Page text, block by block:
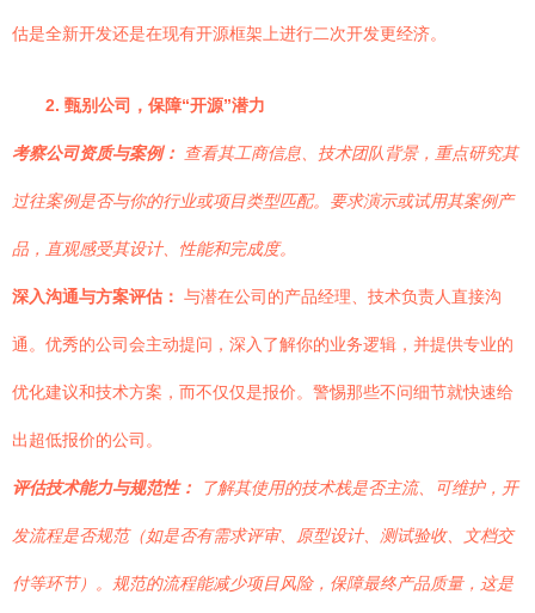
估是全新开发还是在现有开源框架上进行二次开发更经济。
2. 甄别公司，保障“开源”潜力
考察公司资质与案例： 查看其工商信息、技术团队背景，重点研究其
过往案例是否与你的行业或项目类型匹配。要求演示或试用其案例产
品，直观感受其设计、性能和完成度。
深入沟通与方案评估： 与潜在公司的产品经理、技术负责人直接沟
通。优秀的公司会主动提问，深入了解你的业务逻辑，并提供专业的
优化建议和技术方案，而不仅仅是报价。警惕那些不问细节就快速给
出超低报价的公司。
评估技术能力与规范性： 了解其使用的技术栈是否主流、可维护，开
发流程是否规范（如是否有需求评审、原型设计、测试验收、文档交
付等环节）。规范的流程能减少项目风险，保障最终产品质量，这是